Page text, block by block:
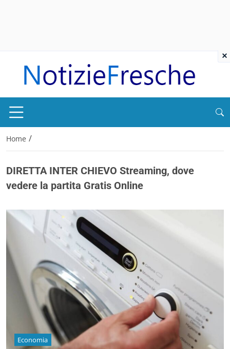
Home /
DIRETTA INTER CHIEVO Streaming, dove
vedere la partita Gratis Online
Economia
×